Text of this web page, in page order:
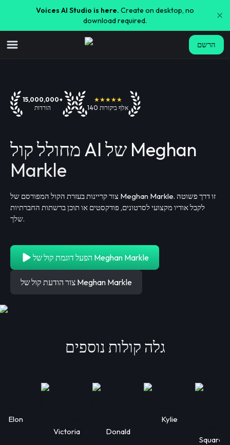
Voices AI Studio is here. Create on desktop, no
download required.
הרשם
15,000,000+
הורדות
★★★★★
140 אלף ביקורות
מחולל קול AI של Meghan
Markle
צור קריינות בעזרת הקול המפורסם של Meghan Markle. זו דרך פשוטה
לקבל אודיו מקצועי לסרטונים, פודקסטים או תוכן ברשתות החברתיות
שלך.
הפעל דוגמת קול של Meghan Markle
צור הודעת קול של Meghan Markle
גלה קולות נוספים
Elon
Victoria
Donald
Kylie